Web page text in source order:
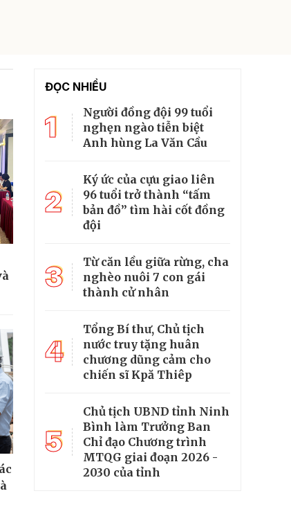
ĐỌC NHIỀU
1
Người đồng đội 99 tuổi
nghẹn ngào tiễn biệt
Anh hùng La Văn Cầu
2
Ký ức của cựu giao liên
96 tuổi trở thành “tấm
bản đồ” tìm hài cốt đồng
đội
3
Từ căn lều giữa rừng, cha
nghèo nuôi 7 con gái
thành cử nhân
4
Tổng Bí thư, Chủ tịch
nước truy tặng huân
chương dũng cảm cho
chiến sĩ Kpă Thiêp
5
Chủ tịch UBND tỉnh Ninh
Bình làm Trưởng Ban
Chỉ đạo Chương trình
MTQG giai đoạn 2026 -
2030 của tỉnh